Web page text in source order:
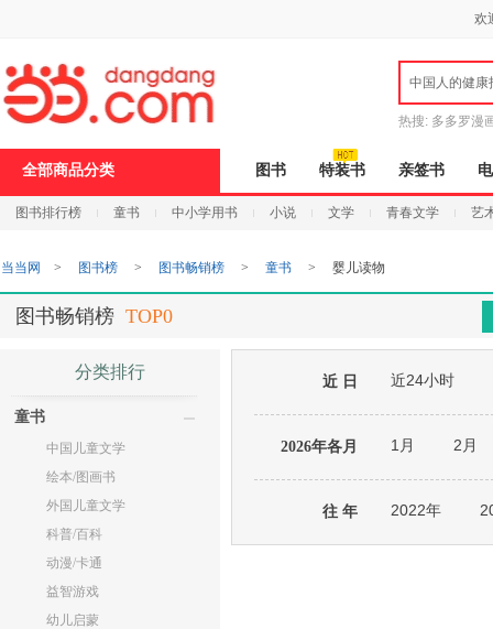
打
开
无
障
页
加
欢
中国人的健康
热搜: 多多罗漫
全部商品分类 图书 特装书 亲签书
图书排行榜 童书 中小学用书 小说 文学 青春文学 艺
当当网 > 图书榜 > 图书畅销榜 > 童书 > 婴儿读物
图书畅销榜 TOP0
分类排行
童书
中国儿童文学
绘本/图画书
外国儿童文学
科普/百科
动漫/卡通
益智游戏
幼儿启蒙
近 日 近24小时
2026年各月 1月 2月
往 年 2022年